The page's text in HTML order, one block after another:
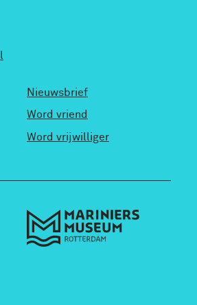
Nieuwsbrief
Word vriend
Word vrijwilliger